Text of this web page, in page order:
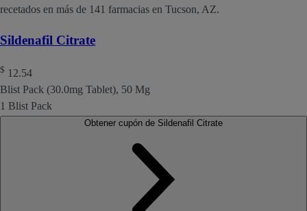
recetados en más de 141 farmacias en Tucson, AZ.
Sildenafil Citrate
$ 12.54
Blist Pack (30.0mg Tablet), 50 Mg
1 Blist Pack